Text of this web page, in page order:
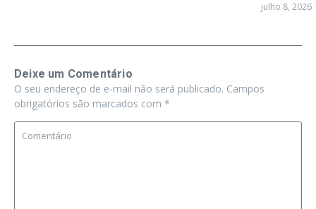
julho 8, 2026
Deixe um Comentário
O seu endereço de e-mail não será publicado. Campos
obrigatórios são marcados com *